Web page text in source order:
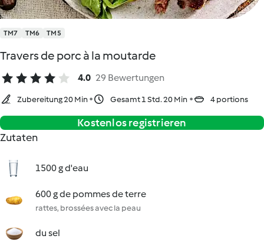
TM7 TM6 TM5
Travers de porc à la moutarde
4.0 29 Bewertungen
Zubereitung 20 Min Gesamt 1 Std. 20 Min 4 portions
Kostenlos registrieren
Zutaten
1500 g d'eau
600 g de pommes de terre
rattes, brossées avec la peau
du sel